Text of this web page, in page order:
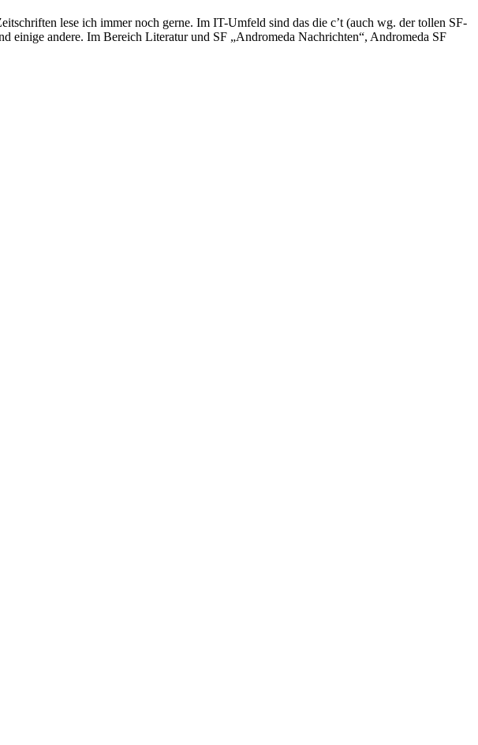
lese ich immer noch gerne. Im IT-Umfeld sind das die c’t (auch wg. der tollen SF-
andere. Im Bereich Literatur und SF „Andromeda Nachrichten“, Andromeda SF